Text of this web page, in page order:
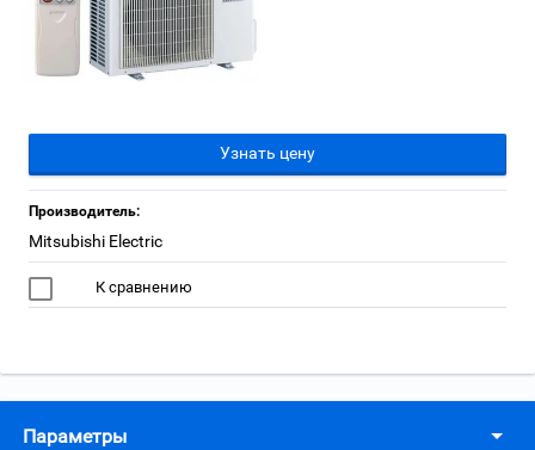
Узнать цену
Производитель:
Mitsubishi Electric
К сравнению
Параметры